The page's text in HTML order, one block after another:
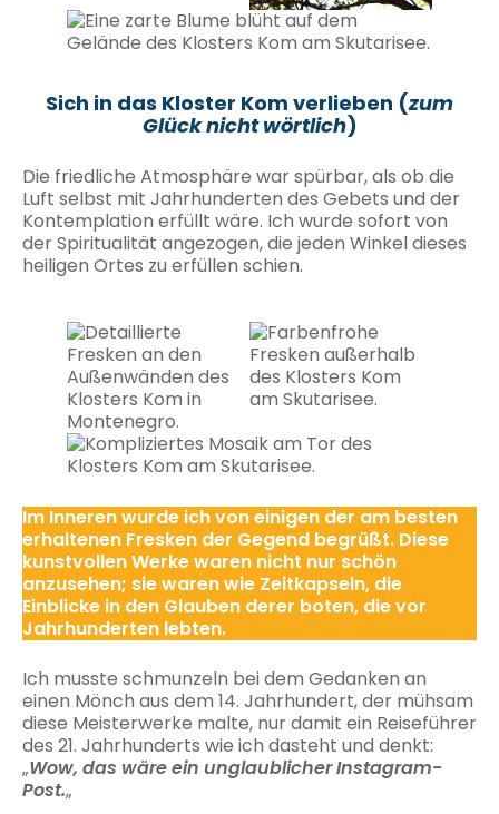
Sich in das Kloster Kom verlieben (zum
Glück nicht wörtlich)
Die friedliche Atmosphäre war spürbar, als ob die
Luft selbst mit Jahrhunderten des Gebets und der
Kontemplation erfüllt wäre. Ich wurde sofort von
der Spiritualität angezogen, die jeden Winkel dieses
heiligen Ortes zu erfüllen schien.
Im Inneren wurde ich von einigen der am besten
erhaltenen Fresken der Gegend begrüßt. Diese
kunstvollen Werke waren nicht nur schön
anzusehen; sie waren wie Zeitkapseln, die
Einblicke in den Glauben derer boten, die vor
Jahrhunderten lebten.
Ich musste schmunzeln bei dem Gedanken an
einen Mönch aus dem 14. Jahrhundert, der mühsam
diese Meisterwerke malte, nur damit ein Reiseführer
des 21. Jahrhunderts wie ich dasteht und denkt:
„Wow, das wäre ein unglaublicher Instagram-
Post.„